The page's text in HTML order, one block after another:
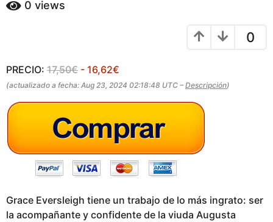
2
s
a
o
0 views
0
PRECIO: 17,50€ - 16,62€
(actualizado a fecha: Aug 23, 2024 02:18:48 UTC – Descripción)
Grace Eversleigh tiene un trabajo de lo más ingrato: ser
la acompañante y confidente de la viuda Augusta